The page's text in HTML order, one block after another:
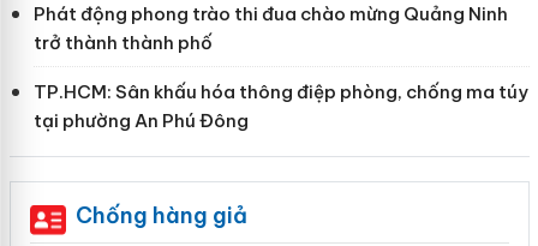
Phát động phong trào thi đua chào mừng Quảng Ninh
trở thành thành phố
TP.HCM: Sân khấu hóa thông điệp phòng, chống ma túy
tại phường An Phú Đông
Chống hàng giả